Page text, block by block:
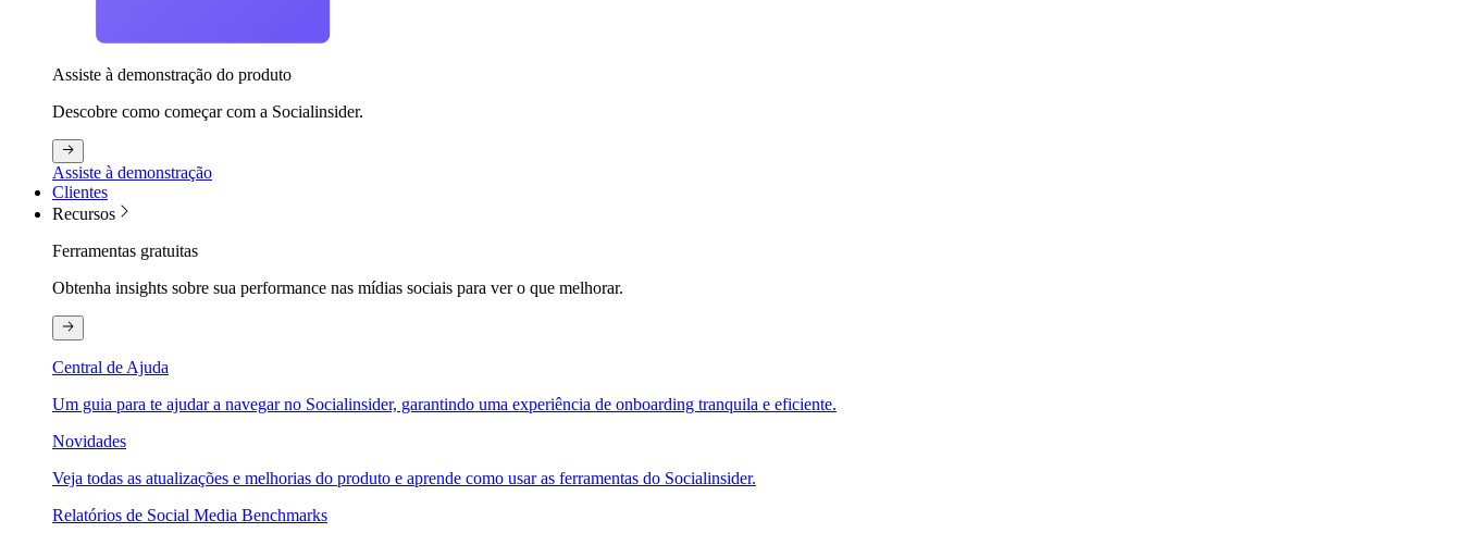
Assiste à demonstração do produto
Descobre como começar com a Socialinsider.
Assiste à demonstração
Clientes
Recursos
Ferramentas gratuitas
Obtenha insights sobre sua performance nas mídias sociais para ver o que melhorar.
Central de Ajuda
Um guia para te ajudar a navegar no Socialinsider, garantindo uma experiência de onboarding tranquila e eficiente.
Novidades
Veja todas as atualizações e melhorias do produto e aprende como usar as ferramentas do Socialinsider.
Relatórios de Social Media Benchmarks